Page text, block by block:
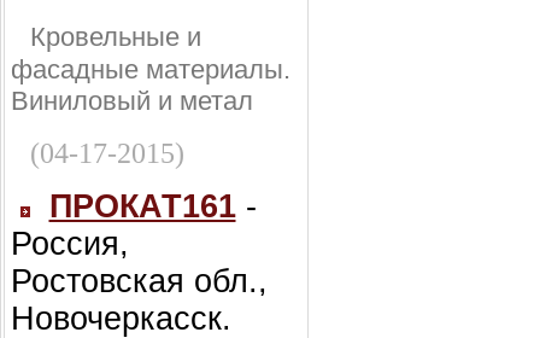
Кровельные и
фасадные материалы.
Виниловый и метал
(04-17-2015)
ПРОКАТ161-
Россия,
Ростовская обл.,
Новочеркасск.